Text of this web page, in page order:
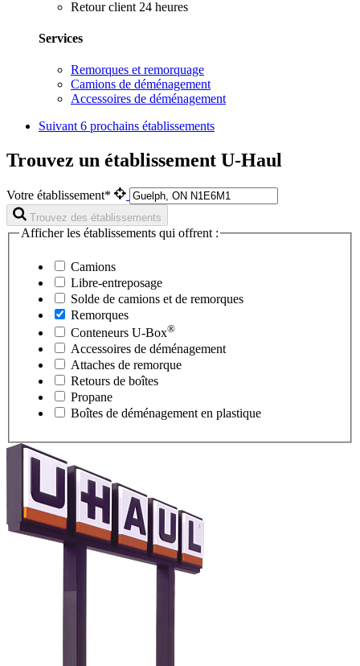
Retour client 24 heures
Services
Remorques et remorquage
Camions de déménagement
Accessoires de déménagement
Suivant 6 prochains établissements
Trouvez un établissement U-Haul
Votre établissement*
Trouvez des établissements
Afficher les établissements qui offrent :
Camions
Libre-entreposage
Solde de camions et de remorques
Remorques
Conteneurs U-Box®
Accessoires de déménagement
Attaches de remorque
Retours de boîtes
Propane
Boîtes de déménagement en plastique